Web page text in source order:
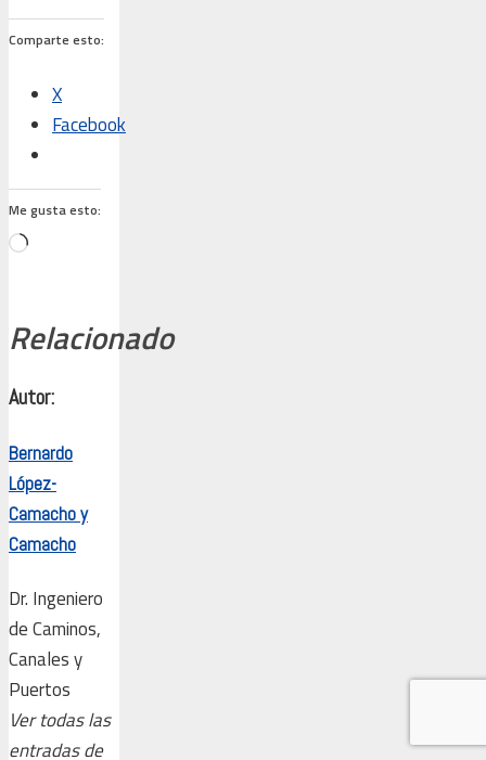
Comparte esto:
X
Facebook
Me gusta esto:
Cargando...
Relacionado
Autor:
Bernardo
López-
Camacho y
Camacho
Dr. Ingeniero
de Caminos,
Canales y
Puertos
Ver todas las
entradas de